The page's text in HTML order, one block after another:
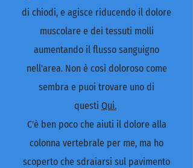
di chiodi, e agisce riducendo il dolore
muscolare e dei tessuti molli
aumentando il flusso sanguigno
nell'area. Non è così doloroso come
sembra e puoi trovare uno di
questi Qui.
C'è ben poco che aiuti il dolore alla
colonna vertebrale per me, ma ho
scoperto che sdraiarsi sul pavimento